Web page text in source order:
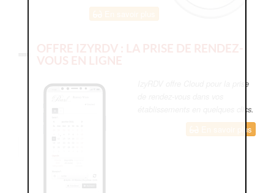
OFFRE IZYRDV : LA PRISE DE RENDEZ-
VOUS EN LIGNE
IzyRDV offre Cloud pour la prise
établissements en quelques clics.
En savoir plus